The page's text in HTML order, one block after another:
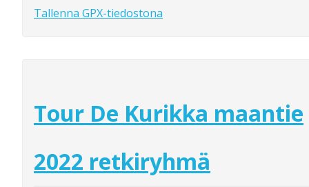
Tallenna GPX-tiedostona
Tour De Kurikka maantie
2022 retkiryhmä